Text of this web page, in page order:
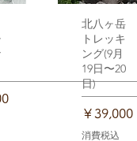
クイックビュー
北八ヶ岳
トレッキ
ング(9月
19日〜20
日)
価格
￥39,000
消費税込